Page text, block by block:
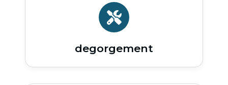
degorgement